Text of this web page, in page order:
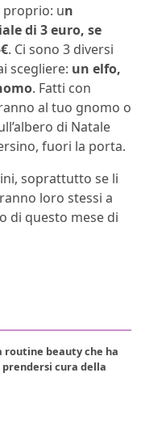
proprio: un
di 3 euro, se
. Ci sono 3 diversi
scegliere: un elfo,
. Fatti con
al tuo gnomo o
di Natale
fuori la porta.
soprattutto se li
loro stessi a
di questo mese di
routine beauty che ha
cura della